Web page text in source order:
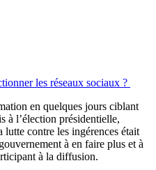
les réseaux sociaux ?
en quelques jours ciblant
à l’élection présidentielle,
lutte contre les ingérences était
à en faire plus et à
à la diffusion.